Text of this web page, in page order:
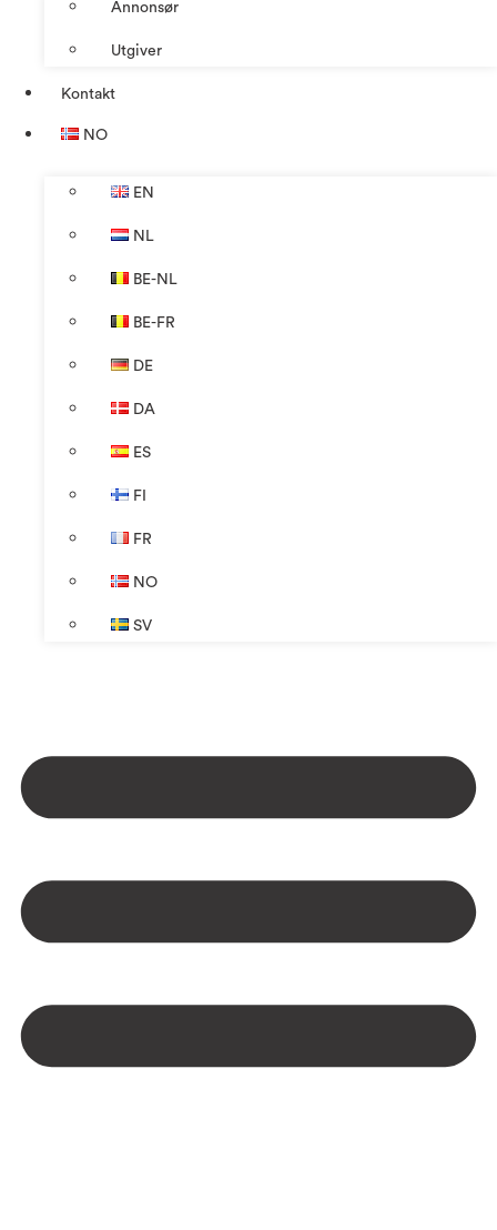
Annonsør
Utgiver
Kontakt
NO
EN
NL
BE-NL
BE-FR
DE
DA
ES
FI
FR
NO
SV